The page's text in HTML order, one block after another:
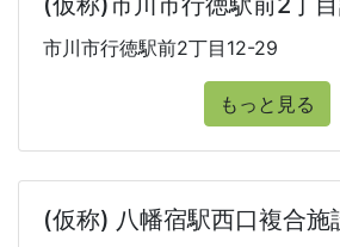
市川市行徳駅前2丁目12-29
もっと見る
(仮称) 八幡宿駅西口複合施